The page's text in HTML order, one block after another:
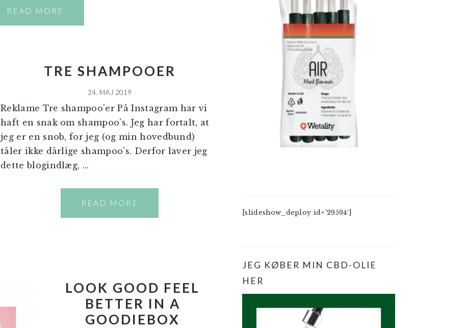
READ MORE
TRE SHAMPOOER
24. MAJ 2019
Reklame Tre shampoo'er På Instagram har vi
haft en snak om shampoo's. Jeg har fortalt, at
jeg er en snob, for jeg (og min hovedbund)
tåler ikke dårlige shampoo's. Derfor laver jeg
dette blogindlæg, ...
READ MORE
LOOK GOOD FEEL
BETTER IN A
GOODIEBOX
[slideshow_deploy id=’29594′]
JEG KØBER MIN CBD-OLIE
HER